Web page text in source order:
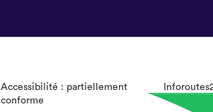
Accessibilité : partiellement
conforme